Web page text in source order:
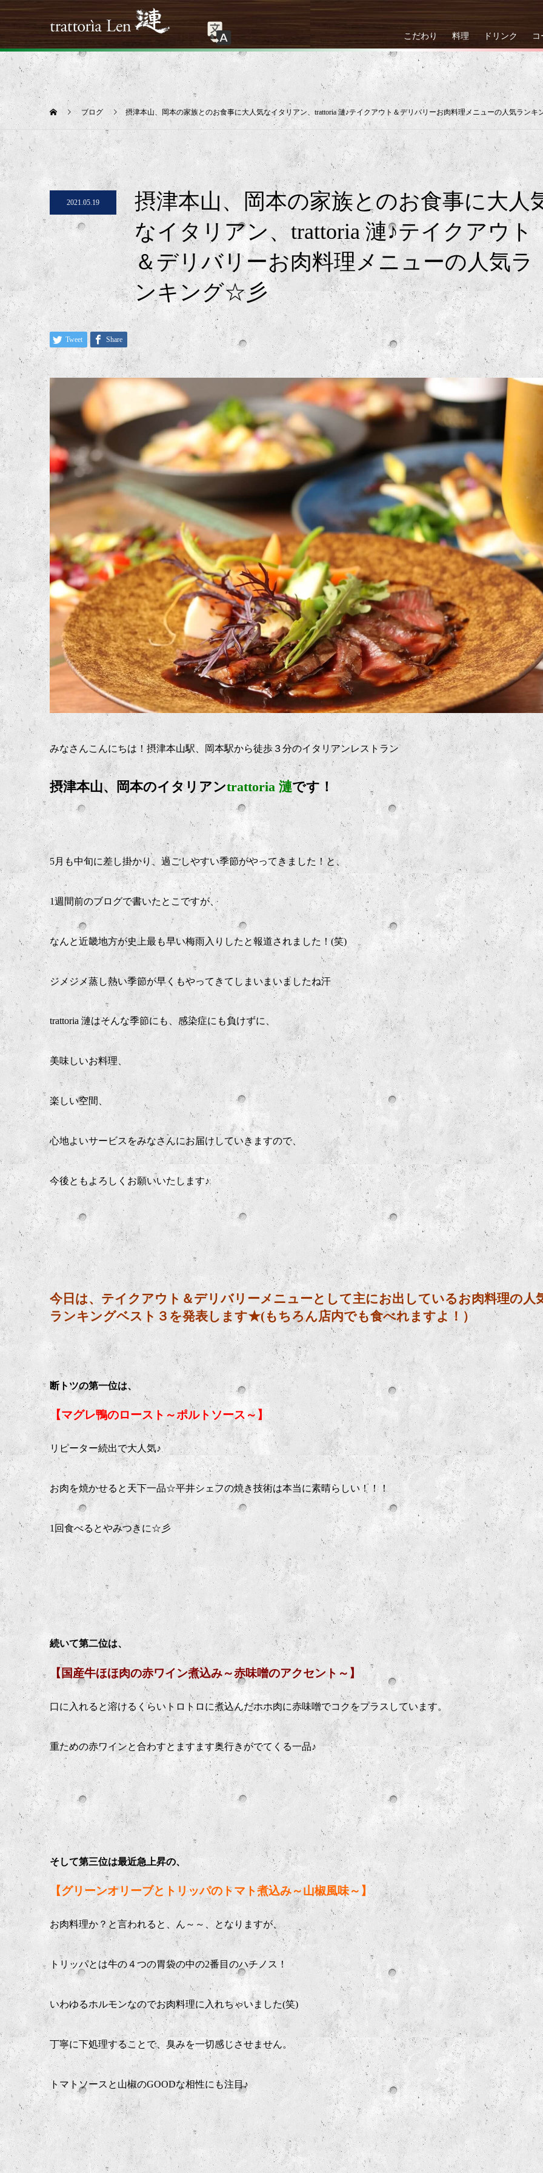
こだわり 料理 ドリンク コ
ブログ 摂津本山、岡本の家族とのお食事に大人気なイタリアン、trattoria 漣♪テイクアウト＆デリバリーお肉料理メニューの人気ラン
2021.05.19
摂津本山、岡本の家族とのお食事に大人
なイタリアン、trattoria 漣♪テイクアウト
＆デリバリーお肉料理メニューの人気ラ
ンキング☆彡
Tweet Share
みなさんこんにちは！摂津本山駅、岡本駅から徒歩３分のイタリアンレストラン
摂津本山、岡本のイタリアンtrattoria 漣です！
5月も中旬に差し掛かり、過ごしやすい季節がやってきました！と、
1週間前のブログで書いたとこですが、
なんと近畿地方が史上最も早い梅雨入りしたと報道されました！(笑)
ジメジメ蒸し熱い季節が早くもやってきてしまいまいましたね汗
trattoria 漣はそんな季節にも、感染症にも負けずに、
美味しいお料理、
楽しい空間、
心地よいサービスをみなさんにお届けしていきますので、
今後ともよろしくお願いいたします♪
今日は、テイクアウト＆デリバリーメニューとして主にお出しているお肉料理の人
ランキングベスト３を発表します★(もちろん店内でも食べれますよ！）
断トツの第一位は、
【マグレ鴨のロースト～ポルトソース～】
リピーター続出で大人気♪
お肉を焼かせると天下一品☆平井シェフの焼き技術は本当に素晴らしい！！！
1回食べるとやみつきに☆彡
続いて第二位は、
【国産牛ほほ肉の赤ワイン煮込み～赤味噌のアクセント～】
口に入れると溶けるくらいトロトロに煮込んだホホ肉に赤味噌でコクをプラスしています。
重ための赤ワインと合わすとますます奥行きがでてくる一品♪
そして第三位は最近急上昇の、
【グリーンオリーブとトリッパのトマト煮込み～山椒風味～】
お肉料理か？と言われると、ん～～、となりますが、
トリッパとは牛の４つの胃袋の中の2番目のハチノス！
いわゆるホルモンなのでお肉料理に入れちゃいました(笑)
丁寧に下処理することで、臭みを一切感じさせません。
トマトソースと山椒のGOODな相性にも注目♪